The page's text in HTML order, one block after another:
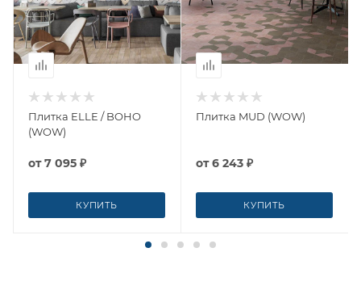
Плитка ELLE / BOHO
(WOW)
от7 095 ₽
КУПИТЬ
Плитка MUD (WOW)
от6 243 ₽
КУПИТЬ